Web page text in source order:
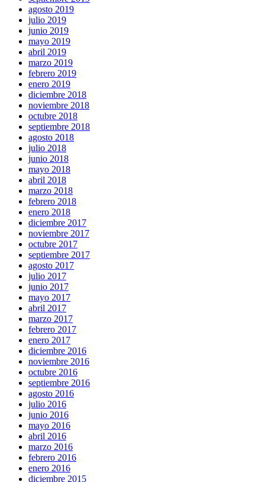
agosto 2019
julio 2019
junio 2019
mayo 2019
abril 2019
marzo 2019
febrero 2019
enero 2019
diciembre 2018
noviembre 2018
octubre 2018
septiembre 2018
agosto 2018
julio 2018
junio 2018
mayo 2018
abril 2018
marzo 2018
febrero 2018
enero 2018
diciembre 2017
noviembre 2017
octubre 2017
septiembre 2017
agosto 2017
julio 2017
junio 2017
mayo 2017
abril 2017
marzo 2017
febrero 2017
enero 2017
diciembre 2016
noviembre 2016
octubre 2016
septiembre 2016
agosto 2016
julio 2016
junio 2016
mayo 2016
abril 2016
marzo 2016
febrero 2016
enero 2016
diciembre 2015